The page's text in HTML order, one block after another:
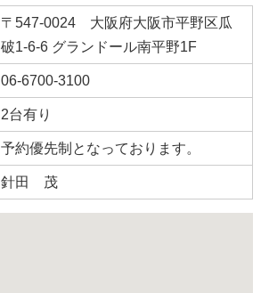
〒547-0024 大阪府大阪市平野区瓜
破1-6-6 グランドール南平野1F
06-6700-3100
2台有り
予約優先制となっております。
針田 茂